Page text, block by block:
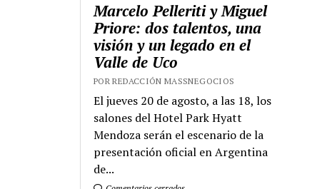
Marcelo Pelleriti y Miguel
Priore: dos talentos, una
visión y un legado en el
Valle de Uco
POR REDACCIÓN MASSNEGOCIOS
El jueves 20 de agosto, a las 18, los
salones del Hotel Park Hyatt
Mendoza serán el escenario de la
presentación oficial en Argentina
de...